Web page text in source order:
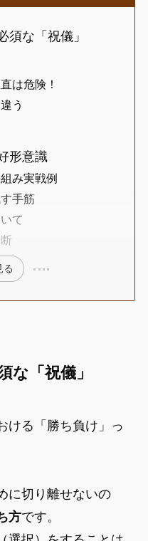
須な「祝儀」
は危険！
う
形意識
み実戦例
手筋
て
る
な「祝儀」
ける「勝ち負け」っ
に切り離せないの
方です。